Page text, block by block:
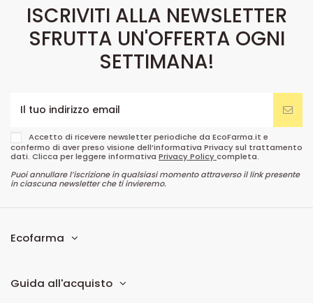
ISCRIVITI ALLA NEWSLETTER
SFRUTTA UN'OFFERTA OGNI
SETTIMANA!
Accetto di ricevere newsletter periodiche da EcoFarma.it e
confermo di aver preso visione dell’informativa Privacy sul trattamento
dati. Clicca per leggere informativa Privacy Policycompleta.
Puoi annullare l’iscrizione in qualsiasi momento attraverso il link presente
in ciascuna newsletter che ti invieremo.
Ecofarma
Guida all'acquisto